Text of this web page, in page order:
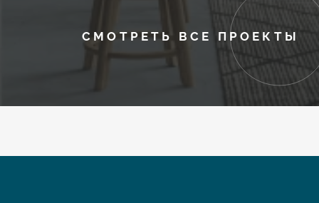
СМОТРЕТЬ ВСЕ ПРОЕКТЫ